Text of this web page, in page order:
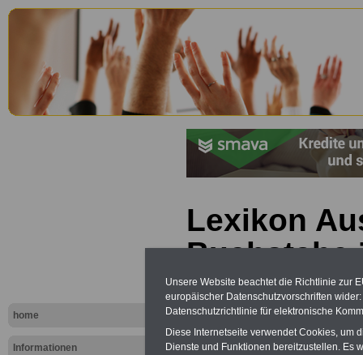
home
Informationen
Lexikon
Buchstabe
Unsere Website beachtet die Richtlinie zur
europäischer Datenschutzvorschriften
Datenschutzrichtlinie für elektronische
Diese Internetseite verwendet Cookies, um
Dienste und Funktionen bereitzustellen. Es